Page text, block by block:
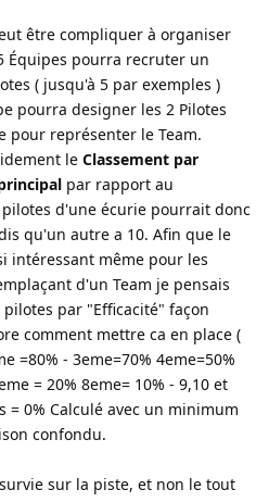
être compliquer à organiser
Équipes pourra recruter un
( jusqu'à 5 par exemples )
pourra designer les 2 Pilotes
pour représenter le Team.
le Classement par
par rapport au
d'une écurie pourrait donc
qu'un autre a 10. Afin que le
intéressant même pour les
d'un Team je pensais
par "Efficacité" façon
comment mettre ca en place (
=80% - 3eme=70% 4eme=50%
= 20% 8eme= 10% - 9,10 et
= 0% Calculé avec un minimum
confondu.
sur la piste, et non le tout